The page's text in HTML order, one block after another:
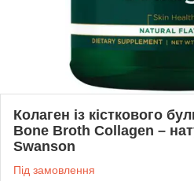
Колаген із кісткового
Bone Broth Collagen –
Swanson
Під замовлення